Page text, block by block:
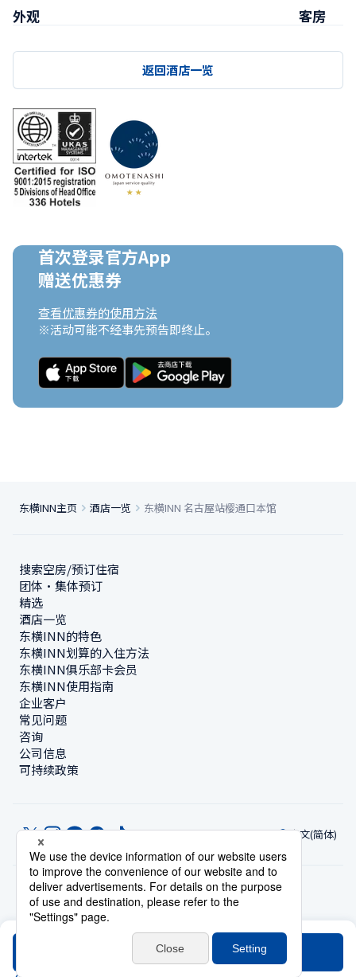
外观 客房
返回酒店一览
搜索
首次登录官方App
赠送优惠券
查看优惠券的使用方法
※活动可能不经事先预告即终止。
东横INN主页 酒店一览 东横INN 名古屋站樱通口本馆
搜索空房/预订住宿
团体・集体预订
精选
酒店一览
东横INN的特色
东横INN划算的入住方法
东横INN俱乐部卡会员
东横INN使用指南
企业客户
常见问题
咨询
公司信息
可持续政策
中文(简体)
© Toyoko Inn Co., Ltd.
隐私设置隐私保护政策根据特定商业交易法的标示网站政策
账号使用条款持卡会员条款